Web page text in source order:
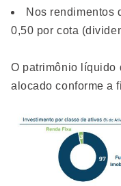
Nos rendimentos
0,50 por cota
O patrimônio líquido
alocado conforme a